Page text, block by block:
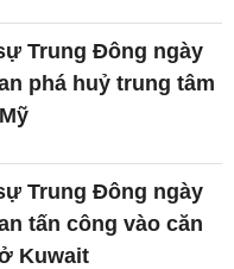
Trung Đông ngày
phá huỷ trung tâm
Trung Đông ngày
tấn công vào căn
Kuwait